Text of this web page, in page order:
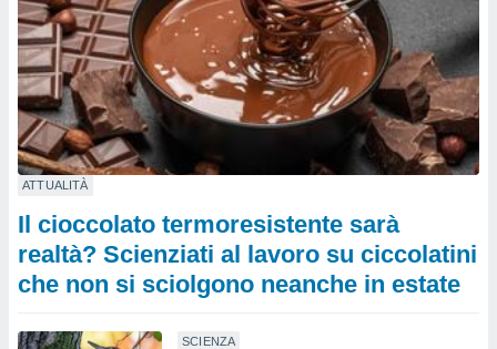
ATTUALITÀ
Il cioccolato termoresistente sarà
realtà? Scienziati al lavoro su ciccolatini
che non si sciolgono neanche in estate
SCIENZA